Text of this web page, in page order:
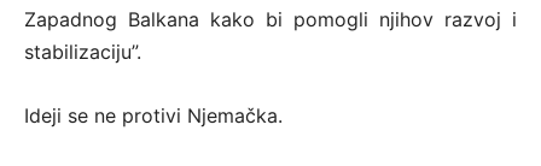
Zapadnog Balkana kako bi pomogli njihov razvoj i
stabilizaciju”.
Ideji se ne protivi Njemačka.